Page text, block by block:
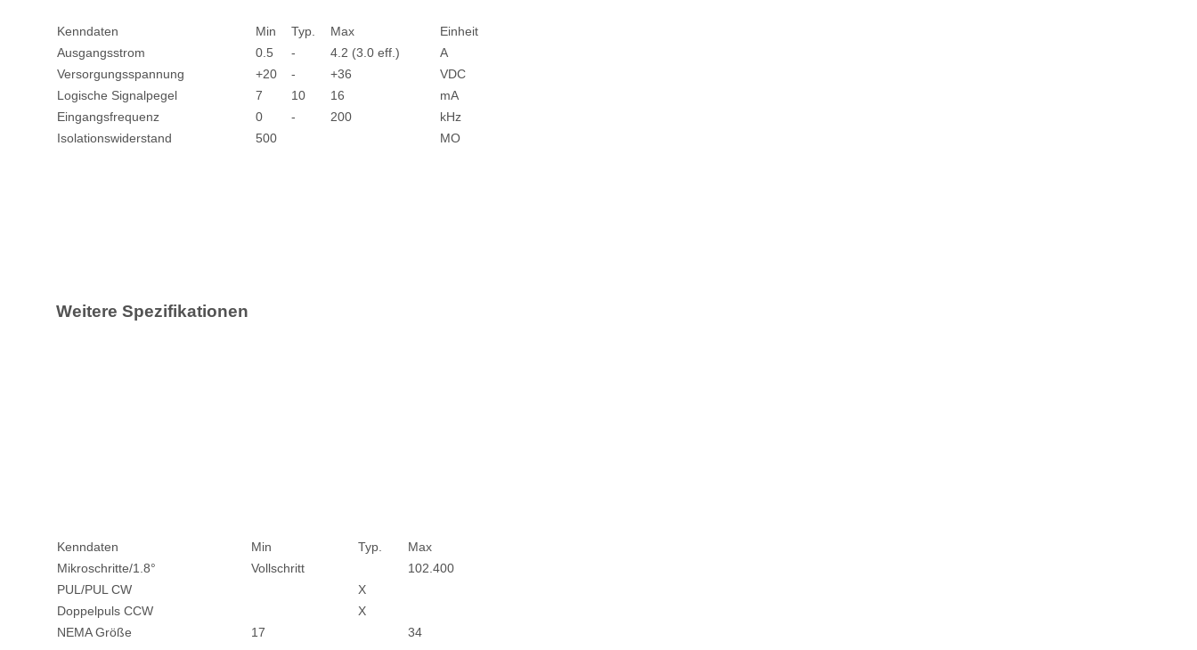
Kenndaten Min Typ. Max
Einheit
Ausgangsstrom
0.5 - 4.2 (3.0 eff.)
A
Versorgungsspannung
+20 - +36
VDC
Logische Signalpegel
7 10 16
mA
Eingangsfrequenz
0 - 200
kHz
Isolationswiderstand
500 MO
Weitere Spezifikationen
Kenndaten Min Typ.
Max
Mikroschritte/1.8°
Vollschritt
102.400
PUL/PUL CW
X
Doppelpuls CCW
X
NEMA Größe
17 34